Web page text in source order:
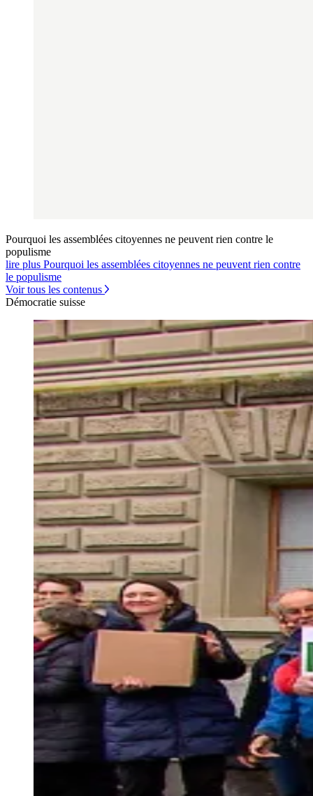
Pourquoi les assemblées citoyennes ne peuvent rien contre le
populisme
lire plus Pourquoi les assemblées citoyennes ne peuvent rien contre
le populisme
Voir tous les contenus
Démocratie suisse